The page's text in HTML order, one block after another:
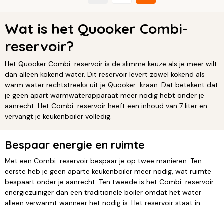
Wat is het Quooker Combi-
reservoir?
Het Quooker Combi-reservoir is de slimme keuze als je meer wilt
dan alleen kokend water. Dit reservoir levert zowel kokend als
warm water rechtstreeks uit je Quooker-kraan. Dat betekent dat
je geen apart warmwaterapparaat meer nodig hebt onder je
aanrecht. Het Combi-reservoir heeft een inhoud van 7 liter en
vervangt je keukenboiler volledig.
Bespaar energie en ruimte
Met een Combi-reservoir bespaar je op twee manieren. Ten
eerste heb je geen aparte keukenboiler meer nodig, wat ruimte
bespaart onder je aanrecht. Ten tweede is het Combi-reservoir
energiezuiniger dan een traditionele boiler omdat het water
alleen verwarmt wanneer het nodig is. Het reservoir staat in